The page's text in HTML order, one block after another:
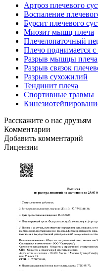
Артроз плечевого
Воспаление
Бурсит плечевого
Миозит мышц плеча
Плечелопаточный
Плечо поднимается с
Разрыв мышцы плеча
Разрыв связок
Разрыв сухожилий
Тендинит плеча
Спортивные травмы
Расскажите о нас друзьям
Комментарии
Добавить комментарий
Лицензии